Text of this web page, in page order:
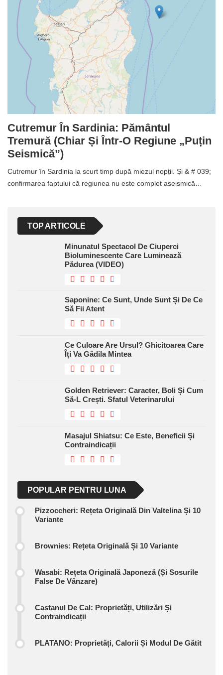
Cutremur În Sardinia: Pământul
Tremură (chiar Și Într-O Regiune „puțin
Seismică”)
Cutremur în Sardinia la scurt timp după miezul nopții. Și & # 039;
confirmarea faptului că regiunea nu este complet aseismică…
TOP ARTICOLE
Minunatul Spectacol De Ciuperci
Bioluminescente Care Luminează
Pădurea (VIDEO)
Saponine: Ce Sunt, Unde Sunt Și De Ce
Să Fii Atent
Ce Culoare Are Ursul? Ghicitoarea Care
Îți Va Gâdila Mintea
Golden Retriever: Caracter, Boli Și Cum
Să-L Crești. Sfatul Veterinarului
Masajul Shiatsu: Ce Este, Beneficii Și
Contraindicații
POPULAR PENTRU LUNA
Pizzoccheri: Rețeta Originală Din Valtelina Și 10
Variante
Brownies: Rețeta Originală Și 10 Variante
Wasabi: Rețeta Originală Japoneză (și Sosurile
False De Vânzare)
Castanul De Cal: Proprietăți, Utilizări Și
Contraindicații
PLATANO: Proprietăți, Calorii Și Modul De Gătit